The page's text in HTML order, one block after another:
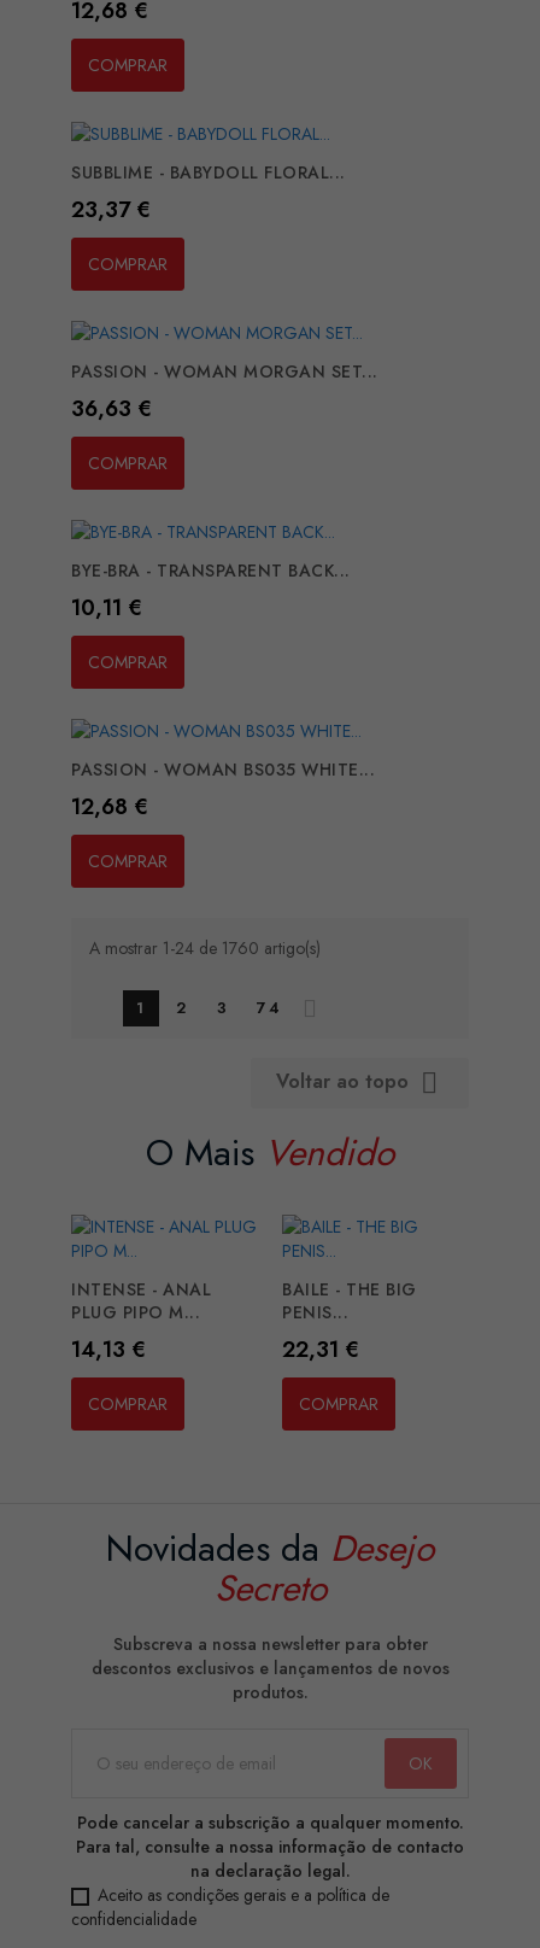
Preço
12,68 €
COMPRAR
SUBBLIME - BABYDOLL FLORAL...
Preço
23,37 €
COMPRAR
PASSION - WOMAN MORGAN SET...
Preço
36,63 €
COMPRAR
BYE-BRA - TRANSPARENT BACK...
Preço
10,11 €
COMPRAR
PASSION - WOMAN BS035 WHITE...
Preço
12,68 €
COMPRAR
A mostrar 1-24 de 1760 artigo(s)
1 2 3 74
Voltar ao topo 
O Mais Vendido
INTENSE - ANAL
PLUG PIPO M...
Preço
14,13 €
COMPRAR
BAILE - THE BIG
PENIS...
Preço
22,31 €
COMPRAR
Novidades da Desejo
Secreto
Subscreva a nossa newsletter para obter
descontos exclusivos e lançamentos de novos
produtos.
Pode cancelar a subscrição a qualquer momento.
Para tal, consulte a nossa informação de contacto
na declaração legal.
Aceito as condições gerais e a política de
confidencialidade